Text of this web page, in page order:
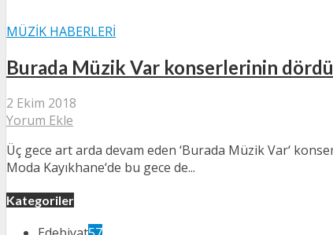
MÜZIK HABERLERI
Burada Müzik Var konserlerinin
2 Ekim 2018
Yorum Ekle
Üç gece art arda devam eden ‘Burada Müzik Var‘
Moda Kayıkhane‘de bu gece de...
Kategoriler